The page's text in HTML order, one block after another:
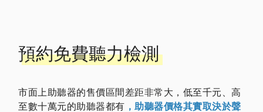
預約免費聽力檢測
市面上助聽器的售價區間差距非常大，低至千元、高
至數十萬元的助聽器都有 ，助聽器價格其實取決於聲